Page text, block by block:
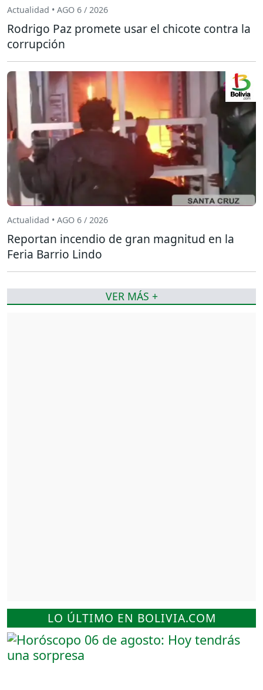
LO ÚLTIMO EN BOLIVIA.COM
Actualidad • AGO 6 / 2026
Rodrigo Paz promete usar el chicote contra la
corrupción
Actualidad • AGO 6 / 2026
Reportan incendio de gran magnitud en la
Feria Barrio Lindo
VER MÁS +